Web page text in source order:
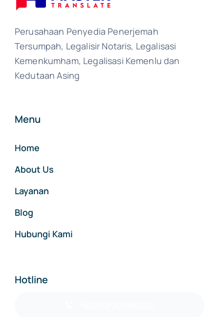
Perusahaan Penyedia Penerjemah
Tersumpah, Legalisir Notaris, Legalisasi
Kemenkumham, Legalisasi Kemenlu dan
Kedutaan Asing
Menu
Home
About Us
Layanan
Blog
Hubungi Kami
Hotline